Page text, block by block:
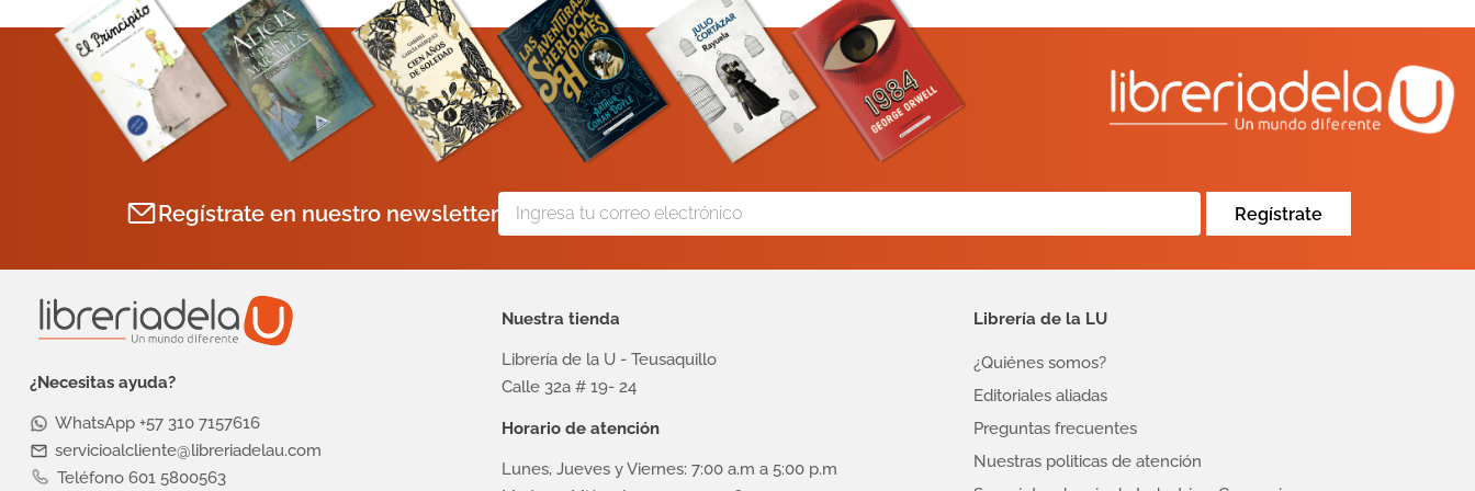
Regístrate en nuestro newsletter Regístrate
¿Necesitas ayuda?
WhatsApp +57 310 7157616
servicioalcliente@libreriadelau.com
Teléfono 601 5800563
Nuestra tienda
Librería de la U - Teusaquillo
Calle 32a # 19- 24
Horario de atención
Lunes, Jueves y Viernes: 7:00 a.m a 5:00 p.m
Librería de la LU
¿Quiénes somos?
Editoriales aliadas
Preguntas frecuentes
Nuestras politicas de atención